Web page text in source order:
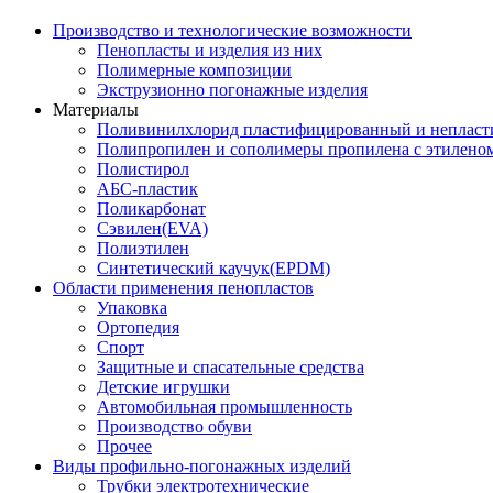
Производство и технологические возможности
Пенопласты и изделия из них
Полимерные композиции
Экструзионно погонажные изделия
Материалы
Поливинилхлорид пластифицированный и
Полипропилен и сополимеры пропилена с
Полистирол
АБС-пластик
Поликарбонат
Сэвилен(EVA)
Полиэтилен
Синтетический каучук(EPDM)
Области применения пенопластов
Упаковка
Ортопедия
Спорт
Защитные и спасательные средства
Детские игрушки
Автомобильная промышленность
Производство обуви
Прочее
Виды профильно-погонажных изделий
Трубки электротехнические